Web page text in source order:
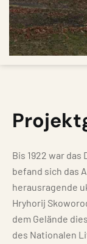
Bis 1922 war
befand sich das
herausragende
Hryhorij
dem Gelände
des Nationalen